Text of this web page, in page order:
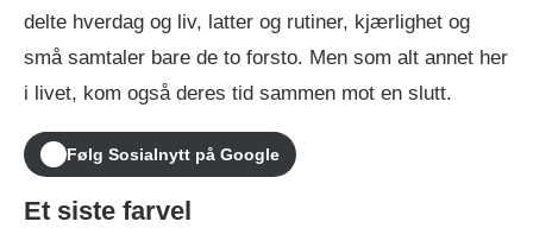
delte hverdag og liv, latter og rutiner, kjærlighet og
små samtaler bare de to forsto. Men som alt annet her
i livet, kom også deres tid sammen mot en slutt.
Følg Sosialnytt på Google
Et siste farvel